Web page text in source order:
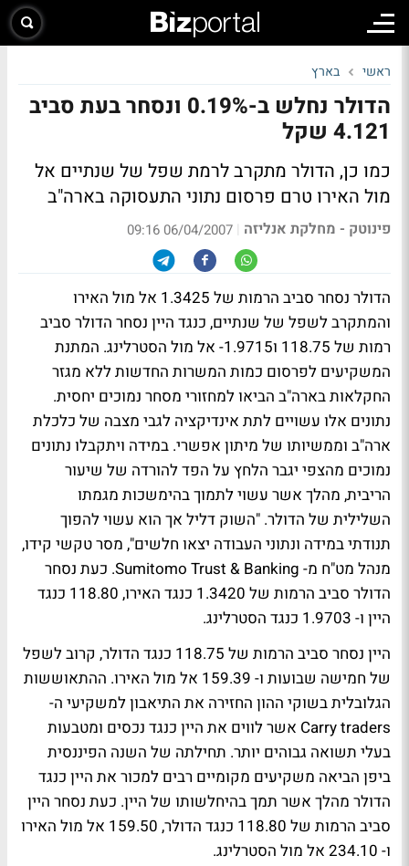
ראשי בארץ
הדולר נחלש ב-0.19% ונסחר בעת סביב
4.121 שקל
כמו כן, הדולר מתקרב לרמת שפל של שנתיים אל
מול האירו טרם פרסום נתוני התעסוקה בארה"ב
פינוטק - מחלקת אנליזה |
06/04/2007 09:16
הדולר נסחר סביב הרמות של 1.3425 אל מול האירו
והמתקרב לשפל של שנתיים, כנגד היין נסחר הדולר סביב
רמות של 118.75 ו1.9715- אל מול הסטרלינג. המתנת
המשקיעים לפרסום כמות המשרות החדשות ללא מגזר
החקלאות בארה"ב הביאו למחזורי מסחר נמוכים יחסית.
נתונים אלו עשויים לתת אינדיקציה לגבי מצבה של כלכלת
ארה"ב וממשיותו של מיתון אפשרי. במידה ויתקבלו נתונים
נמוכים מהצפי יגבר הלחץ על הפד להורדה של שיעור
הריבית, מהלך אשר עשוי לתמוך בהימשכות מגמתו
השלילית של הדולר. "השוק דליל אך הוא עשוי להפוך
תנודתי במידה ונתוני העבודה יצאו חלשים", מסר טקשי קידו,
מנהל מט"ח מ- Sumitomo Trust & Banking. כעת נסחר
הדולר סביב הרמות של 1.3420 כנגד האירו, 118.80 כנגד
היין ו- 1.9703 כנגד הסטרלינג.
היין נסחר סביב הרמות של 118.75 כנגד הדולר, קרוב לשפל
של חמישה שבועות ו- 159.39 אל מול האירו. ההתאוששות
הגלובלית בשוקי ההון החזירה את התיאבון למשקיעי ה-
Carry traders אשר לווים את היין כנגד נכסים ומטבעות
בעלי תשואה גבוהים יותר. תחילתה של השנה הפיננסית
ביפן הביאה משקיעים מקומיים רבים למכור את היין כנגד
הדולר מהלך אשר תמך בהיחלשותו של היין. כעת נסחר היין
סביב הרמות של 118.80 כנגד הדולר, 159.50 אל מול האירו
ו- 234.10 אל מול הסטרלינג.